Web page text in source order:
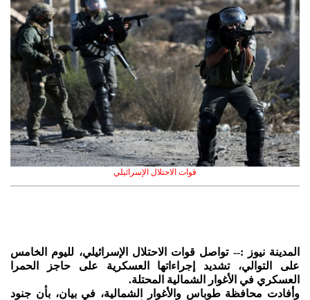
قوات الاحتلال الإسرائيلي
المدينة نيوز :-- تواصل قوات الاحتلال الإسرائيلي، لليوم الخامس
على التوالي، تشديد إجراءاتها العسكرية على حاجز الحمرا
العسكري في الأغوار الشمالية المحتلة.
وأفادت محافظة طوباس والأغوار الشمالية، في بيان، بأن جنود